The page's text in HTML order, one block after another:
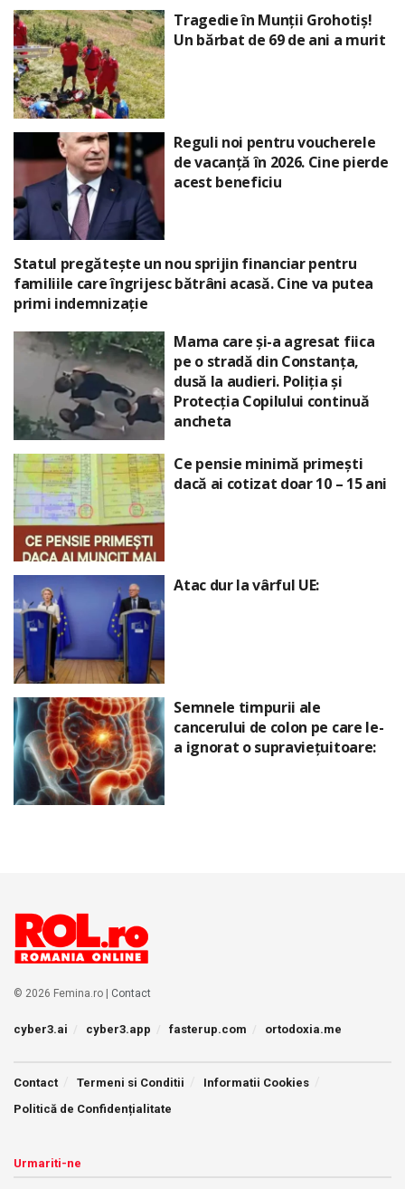
Tragedie în Munții Grohotiș!
Un bărbat de 69 de ani a murit
Reguli noi pentru voucherele
de vacanță în 2026. Cine pierde
acest beneficiu
Statul pregătește un nou sprijin financiar pentru
familiile care îngrijesc bătrâni acasă. Cine va putea
primi indemnizație
Mama care și-a agresat fiica
pe o stradă din Constanța,
dusă la audieri. Poliția și
Protecția Copilului continuă
ancheta
Ce pensie minimă primești
dacă ai cotizat doar 10 – 15 ani
Atac dur la vârful UE:
Semnele timpurii ale
cancerului de colon pe care le-
a ignorat o supraviețuitoare:
© 2026 Femina.ro | Contact
cyber3.ai cyber3.app fasterup.com ortodoxia.me
Contact Termeni si Conditii
Informatii Cookies
Politică de Confidențialitate
Urmariti-ne